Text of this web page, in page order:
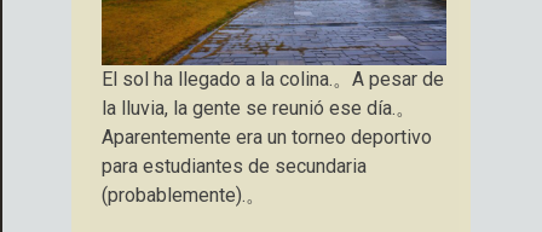
El sol ha llegado a la colina.。A pesar de
la lluvia, la gente se reunió ese día.。
Aparentemente era un torneo deportivo
para estudiantes de secundaria
(probablemente).。